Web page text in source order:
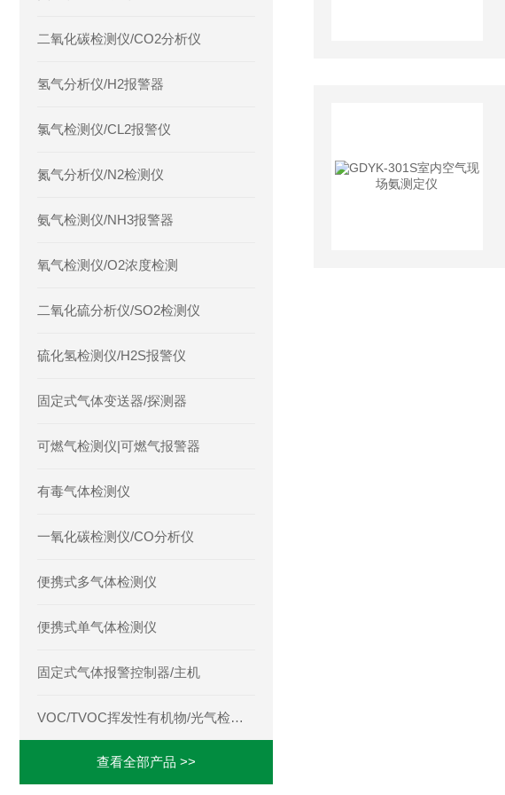
二氧化碳检测仪/CO2分析仪
氢气分析仪/H2报警器
氯气检测仪/CL2报警仪
氮气分析仪/N2检测仪
氨气检测仪/NH3报警器
氧气检测仪/O2浓度检测
二氧化硫分析仪/SO2检测仪
硫化氢检测仪/H2S报警仪
固定式气体变送器/探测器
可燃气检测仪|可燃气报警器
有毒气体检测仪
一氧化碳检测仪/CO分析仪
便携式多气体检测仪
便携式单气体检测仪
固定式气体报警控制器/主机
VOC/TVOC挥发性有机物/光气检测仪
查看全部产品 >>